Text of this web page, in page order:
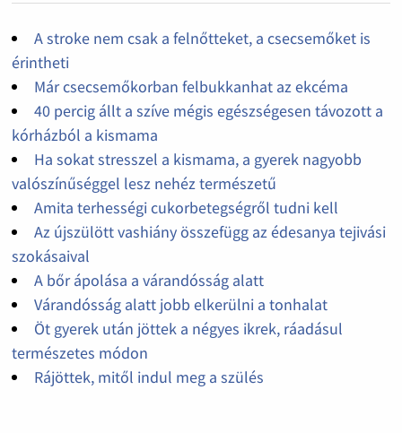
A stroke nem csak a felnőtteket, a csecsemőket is
érintheti
Már csecsemőkorban felbukkanhat az ekcéma
40 percig állt a szíve mégis egészségesen távozott a
kórházból a kismama
Ha sokat stresszel a kismama, a gyerek nagyobb
valószínűséggel lesz nehéz természetű
Amita terhességi cukorbetegségről tudni kell
Az újszülött vashiány összefügg az édesanya tejivási
szokásaival
A bőr ápolása a várandósság alatt
Várandósság alatt jobb elkerülni a tonhalat
Öt gyerek után jöttek a négyes ikrek, ráadásul
természetes módon
Rájöttek, mitől indul meg a szülés